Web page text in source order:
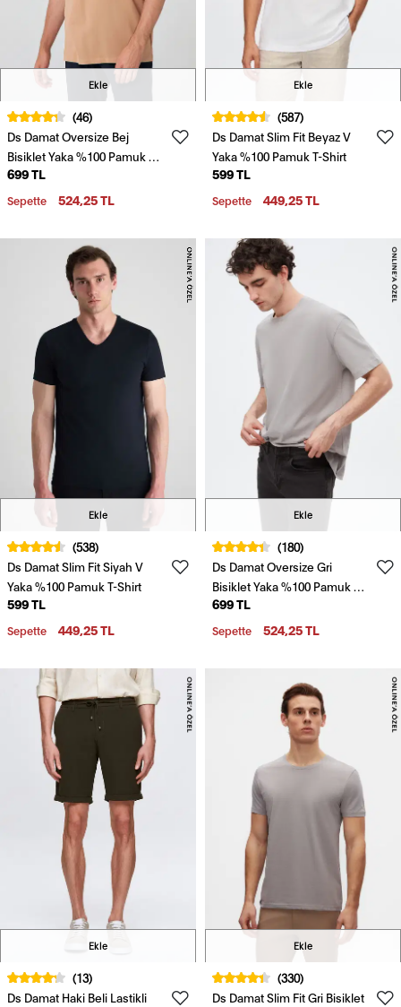
Ekle
(46)
Ds Damat Oversize Bej
Bisiklet Yaka %100 Pamuk T-
Shirt
699 TL
Sepette 524,25 TL
Ekle
(587)
Ds Damat Slim Fit Beyaz V
Yaka %100 Pamuk T-Shirt
599 TL
Sepette 449,25 TL
Ekle
(538)
Ds Damat Slim Fit Siyah V
Yaka %100 Pamuk T-Shirt
599 TL
Sepette 449,25 TL
Ekle
(180)
Ds Damat Oversize Gri
Bisiklet Yaka %100 Pamuk T-
Shirt
699 TL
Sepette 524,25 TL
Ekle
(13)
Ds Damat Haki Beli Lastikli
Ekle
(330)
Ds Damat Slim Fit Gri Bisiklet